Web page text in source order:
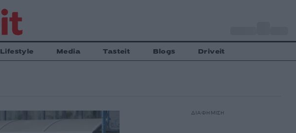
Lifestyle Media Tasteit Blogs Driveit
ΔΙΑΦΗΜΙΣΗ